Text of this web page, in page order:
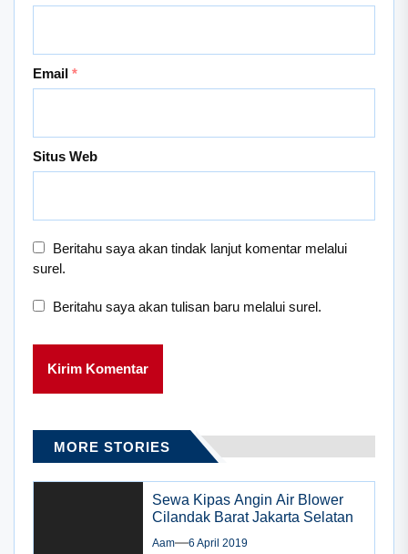
Email *
Situs Web
Beritahu saya akan tindak lanjut komentar melalui
surel.
Beritahu saya akan tulisan baru melalui surel.
MORE STORIES
Sewa Kipas Angin Air Blower
Cilandak Barat Jakarta Selatan
Aam 6 April 2019